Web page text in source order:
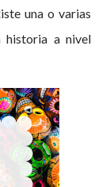
una o varias
historia a nivel